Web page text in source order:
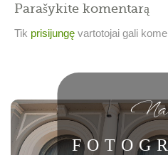
Parašykite komentarą
Tik prisijungę vartotojai gali